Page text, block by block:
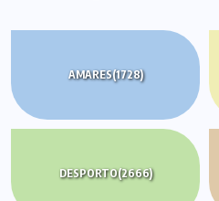
AMARES(1728)
DESPORTO(2666)